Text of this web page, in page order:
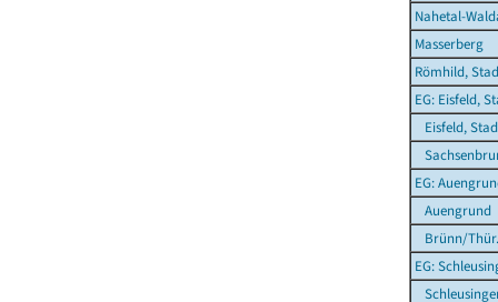
Nahetal-
Masserberg
Römhild,
EG: Eisfeld,
Eisfeld,
EG:
Auengrund
Brünn/Thür.
EG: